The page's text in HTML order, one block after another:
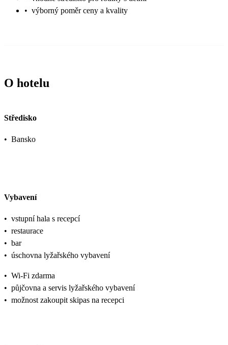
• výborný poměr ceny a kvality
O hotelu
Středisko
• Bansko
Vybavení
• vstupní hala s recepcí
• restaurace
• bar
• úschovna lyžařského vybavení
• Wi-Fi zdarma
• půjčovna a servis lyžařského vybavení
• možnost zakoupit skipas na recepci